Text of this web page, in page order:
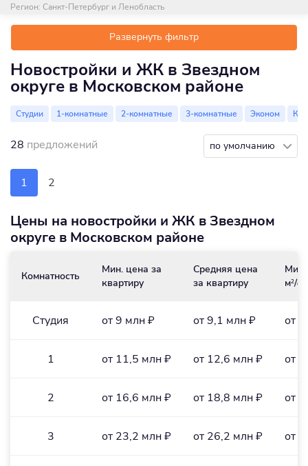
Регион: Санкт-Петербург и Ленобласть
Развернуть фильтр
Новостройки и ЖК в Звездном
округе в Московском районе
Студии 1-комнатные 2-комнатные 3-комнатные Эконом
28 предложений по умолчанию
1 2
Цены на новостройки и ЖК в Звездном
округе в Московском районе
Комнатность
Мин. цена за
квартиру
Средняя цена
за квартиру
Мин.
м2/₽
Студия от 9 млн ₽ от 9,1 млн ₽ от
1 от 11,5 млн ₽ от 12,6 млн ₽ от
2 от 16,6 млн ₽ от 18,8 млн ₽ от
3 от 23,2 млн ₽ от 26,2 млн ₽ от